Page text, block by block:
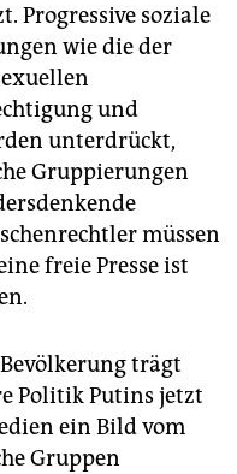
Progressive soziale
wie die der
und
unterdrückt,
Gruppierungen
müssen
freie Presse ist
trägt
Politik Putins jetzt
ein Bild vom
Gruppen